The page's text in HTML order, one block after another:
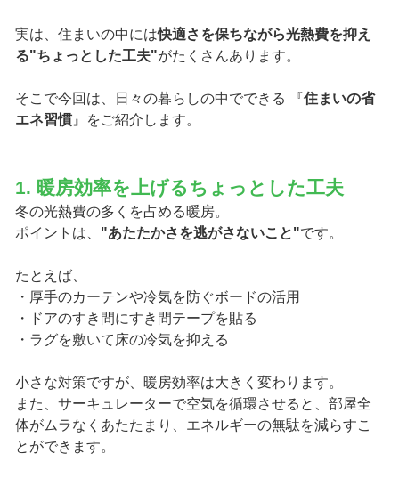
実は、住まいの中には快適さを保ちながら光熱費を抑え
る"ちょっとした工夫"がたくさんあります。
そこで今回は、日々の暮らしの中でできる 『住まいの省
エネ習慣』をご紹介します。
1. 暖房効率を上げるちょっとした工夫
冬の光熱費の多くを占める暖房。
ポイントは、 "あたたかさを逃がさないこと"です。
たとえば、
・厚手のカーテンや冷気を防ぐボードの活用
・ドアのすき間にすき間テープを貼る
・ラグを敷いて床の冷気を抑える
小さな対策ですが、暖房効率は大きく変わります。
また、サーキュレーターで空気を循環させると、部屋全
体がムラなくあたたまり、エネルギーの無駄を減らすこ
とができます。